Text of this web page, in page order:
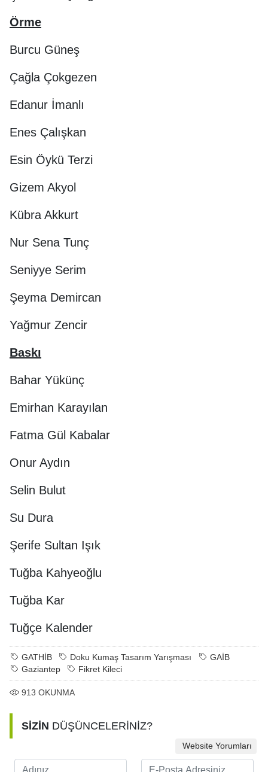
Örme
Burcu Güneş
Çağla Çokgezen
Edanur İmanlı
Enes Çalışkan
Esin Öykü Terzi
Gizem Akyol
Kübra Akkurt
Nur Sena Tunç
Seniyye Serim
Şeyma Demircan
Yağmur Zencir
Baskı
Bahar Yükünç
Emirhan Karayılan
Fatma Gül Kabalar
Onur Aydın
Selin Bulut
Su Dura
Şerife Sultan Işık
Tuğba Kahyeoğlu
Tuğba Kar
Tuğçe Kalender
GATHİB Doku Kumaş Tasarım Yarışması
GAİB
Gaziantep
Fikret Kileci
913 OKUNMA
SİZİN DÜŞÜNCELERİNİZ?
Website Yorumları